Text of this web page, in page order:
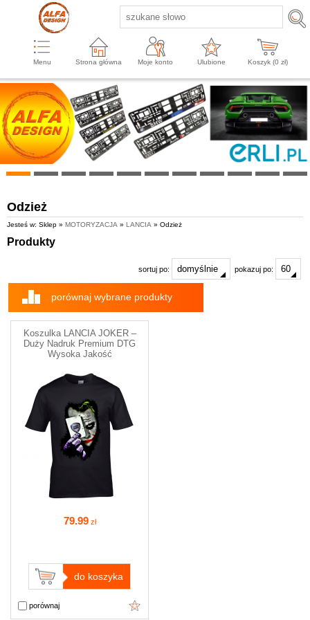
Menu Strona główna Moje konto Ulubione Koszyk (0 zł)
Odzież
Jesteś w: Sklep » MOTORYZACJA » LANCIA » Odzież
Produkty
pokazuj po:
sortuj po:
porównaj wybrane produkty
Koszulka LANCIA JOKER –
Duży Nadruk Premium DTG
Wysoka Jakość
79.99 zł
do koszyka
porównaj